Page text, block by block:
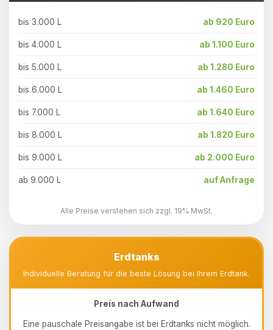
bis 3.000 L ab 920 Euro
bis 4.000 L ab 1.100 Euro
bis 5.000 L ab 1.280 Euro
bis 6.000 L ab 1.460 Euro
bis 7.000 L ab 1.640 Euro
bis 8.000 L ab 1.820 Euro
bis 9.000 L ab 2.000 Euro
ab 9.000 L auf Anfrage
Alle Preise verstehen sich zzgl. 19% MwSt.
Erdtanks
Individuelle Beratung für die beste Lösung bei Ihrem Erdtank.
Preis nach Aufwand
Eine pauschale Preisangabe ist bei Erdtanks nicht möglich.